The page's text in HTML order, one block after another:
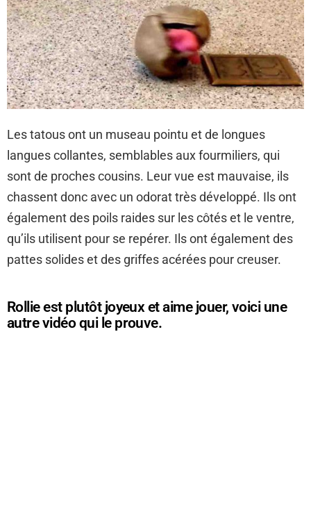
Les tatous ont un museau pointu et de longues
langues collantes, semblables aux fourmiliers, qui
sont de proches cousins. Leur vue est mauvaise, ils
chassent donc avec un odorat très développé. Ils ont
également des poils raides sur les côtés et le ventre,
qu’ils utilisent pour se repérer. Ils ont également des
pattes solides et des griffes acérées pour creuser.
Rollie est plutôt joyeux et aime jouer, voici une
autre vidéo qui le prouve.